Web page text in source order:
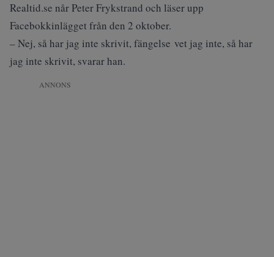
Realtid.se når Peter Frykstrand och läser upp
Facebokkinlägget från den 2 oktober.
– Nej, så har jag inte skrivit, fängelse vet jag inte, så har
jag inte skrivit, svarar han.
ANNONS